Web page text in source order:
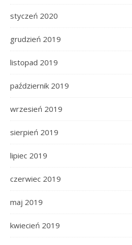
styczeń 2020
grudzień 2019
listopad 2019
październik 2019
wrzesień 2019
sierpień 2019
lipiec 2019
czerwiec 2019
maj 2019
kwiecień 2019